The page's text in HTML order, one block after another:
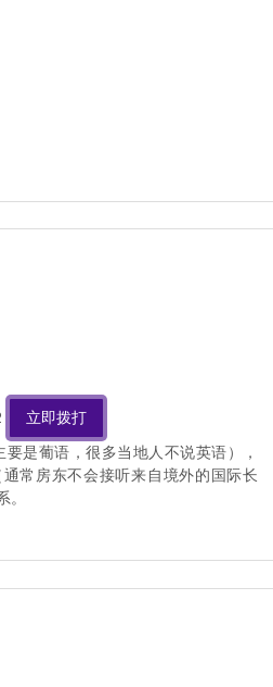
立即拨打
是葡语，很多当地人不说英语），
常房东不会接听来自境外的国际长